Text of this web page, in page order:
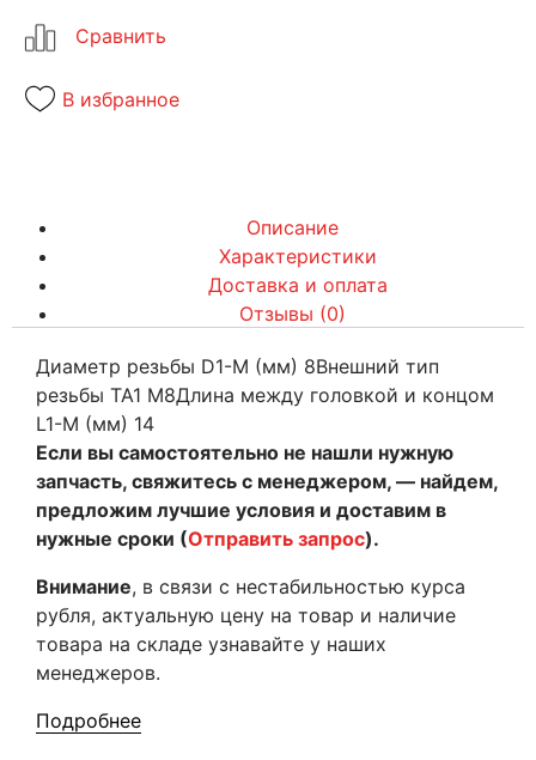
В избранное
Описание
Характеристики
Доставка и оплата
Отзывы (0)
Диаметр резьбы D1-M (мм) 8Внешний тип
резьбы TA1 M8Длина между головкой и концом
L1-M (мм) 14
Если вы самостоятельно не нашли нужную
запчасть, свяжитесь с менеджером, — найдем,
предложим лучшие условия и доставим в
нужные сроки (Отправить запрос).
Внимание, в связи с нестабильностью курса
рубля, актуальную цену на товар и наличие
товара на складе узнавайте у наших
менеджеров.
Подробнее